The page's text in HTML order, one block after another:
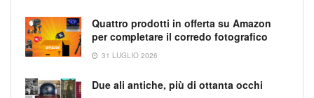
Quattro prodotti in offerta su Amazon
per completare il corredo fotografico
31 LUGLIO 2026
Due ali antiche, più di ottanta occhi